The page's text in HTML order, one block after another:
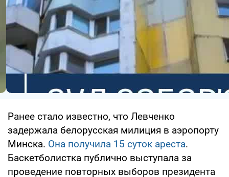
Ранее стало известно, что Левченко
задержала белорусская милиция в аэропорту
Минска. Она получила 15 суток ареста.
Баскетболистка публично выступала за
проведение повторных выборов президента